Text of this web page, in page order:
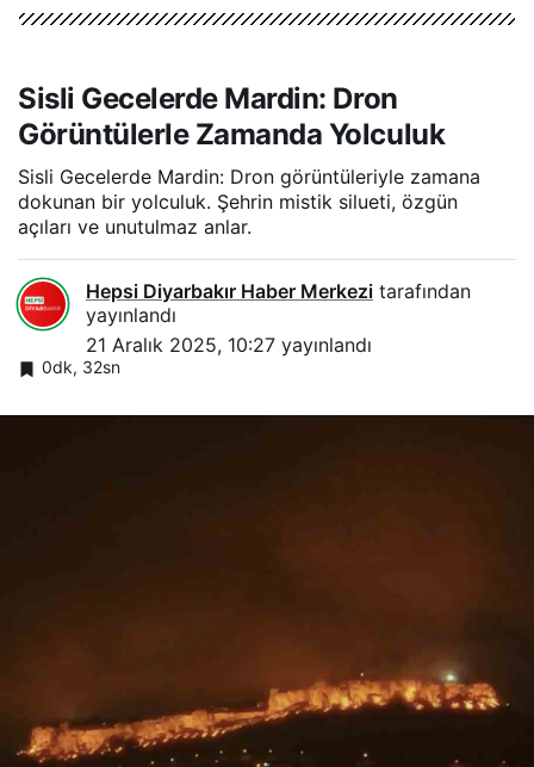
Sisli Gecelerde Mardin: Dron
Görüntülerle Zamanda Yolculuk
Sisli Gecelerde Mardin: Dron görüntüleriyle zamana
dokunan bir yolculuk. Şehrin mistik silueti, özgün
açıları ve unutulmaz anlar.
Hepsi Diyarbakır Haber Merkezi tarafından
yayınlandı
21 Aralık 2025, 10:27 yayınlandı
0dk, 32sn